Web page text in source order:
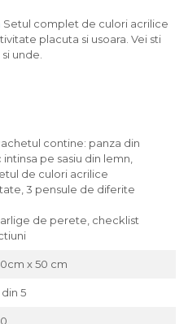
Setul complet de culori acrilice
placuta si usoara. Vei sti
unde.
contine: panza din
pe sasiu din lemn,
culori acrilice
3 pensule de diferite
de perete, checklist
x 50 cm
5